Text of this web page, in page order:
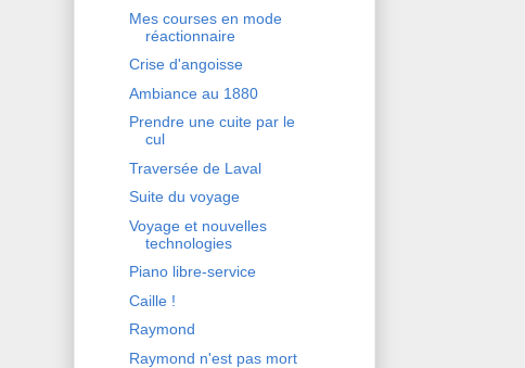
Mes courses en mode
réactionnaire
Crise d'angoisse
Ambiance au 1880
Prendre une cuite par le
cul
Traversée de Laval
Suite du voyage
Voyage et nouvelles
technologies
Piano libre-service
Caille !
Raymond
Raymond n'est pas mort